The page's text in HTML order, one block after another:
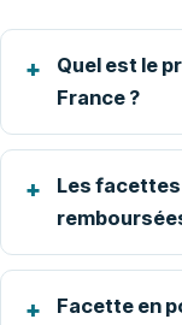
Quel est le
France ?
Les
Facette en